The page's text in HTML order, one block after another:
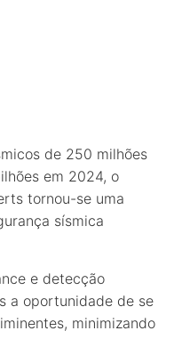
de 250 milhões
em 2024, o
tornou-se uma
sísmica
e detecção
a oportunidade de se
minimizando